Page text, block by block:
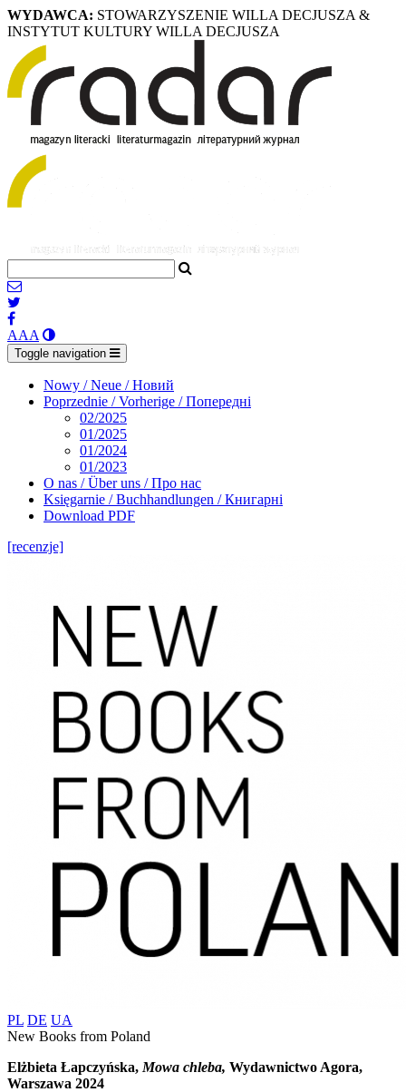
WYDAWCA: STOWARZYSZENIE WILLA DECJUSZA &
INSTYTUT KULTURY WILLA DECJUSZA
AAA
Toggle navigation
Nowy / Neue / Новий
Poprzednie / Vorherige / Попередні
02/2025
01/2025
01/2024
01/2023
O nas / Über uns / Про нас
Księgarnie / Buchhandlungen / Книгарні
Download PDF
[recenzje]
PL DE UA
New Books from Poland
Elżbieta Łapczyńska, Mowa chleba, Wydawnictwo Agora,
Warszawa 2024